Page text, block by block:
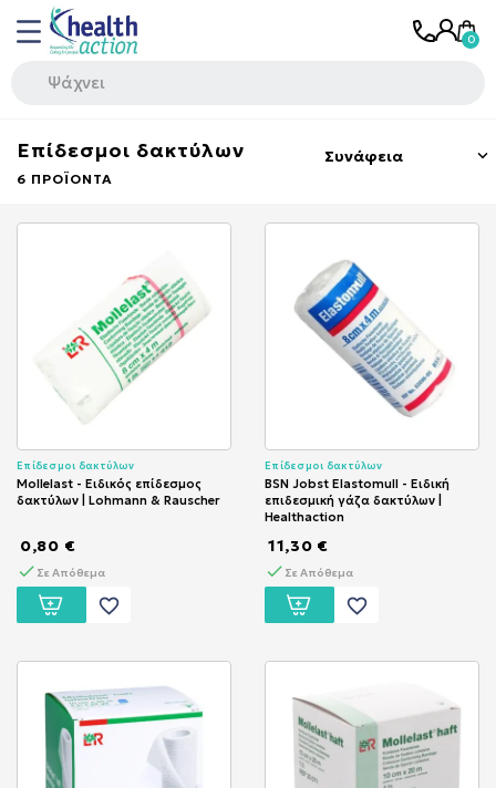
Επίδεσμοι δακτύλων
6 ΠΡΟΪΌΝΤΑ
Συνάφεια 
Επίδεσμοι δακτύλων
Mollelast - Ειδικός επίδεσμος
δακτύλων | Lohmann & Rauscher
0,80 €
Σε Απόθεμα
favorite_border
Επίδεσμοι δακτύλων
BSN Jobst Elastomull - Ειδική
επιδεσμική γάζα δακτύλων |
Healthaction
11,30 €
Σε Απόθεμα
favorite_border